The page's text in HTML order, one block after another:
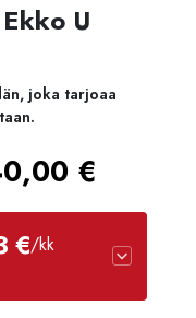
U
joka tarjoaa
€
€/kk